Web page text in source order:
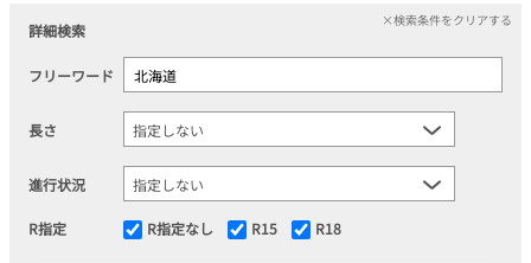
詳細検索
×検索条件をクリアする
フリーワード
長さ
進行状況
R指定 R指定なし R15 R18